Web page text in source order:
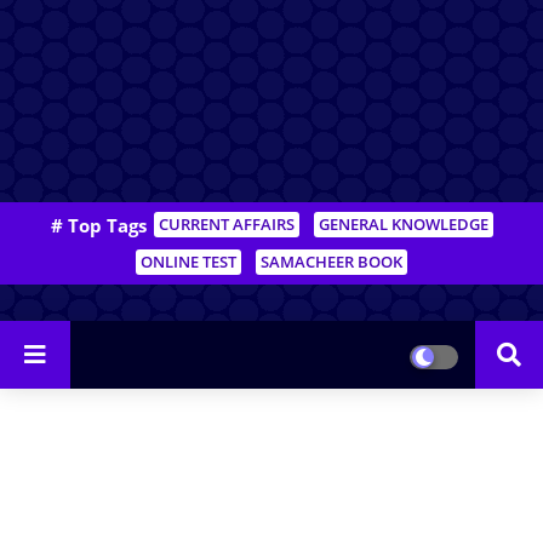
# Top Tags CURRENT AFFAIRS
GENERAL KNOWLEDGE
ONLINE TEST
SAMACHEER BOOK